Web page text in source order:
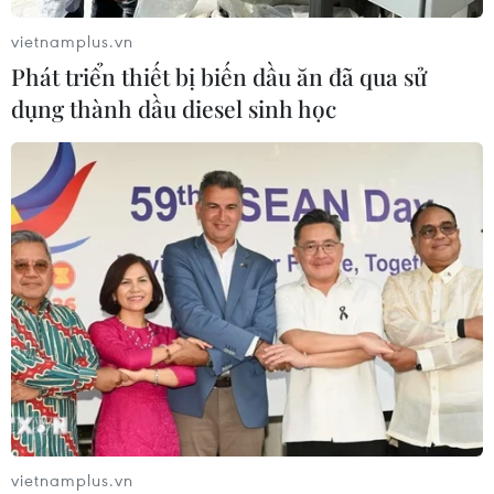
CƠ QUAN CHỦ QUẢN: THÔNG TẤN XÃ VIỆT NAM
Tổng Biên tập: TRẦN TIẾN DUẨN
Phó Tổng Biên tập: NGUYỄN THỊ TÁM, KHÚC THANH
THỦY
Sở hữu trí tuệ
Quy định sử dụng
RSS
Hỗ trợ
Ngôn ngữ
TTXVN
vietnamplus.vn
Phát triển thiết bị biến dầu ăn đã qua sử
dụng thành dầu diesel sinh học
vietnamplus.vn